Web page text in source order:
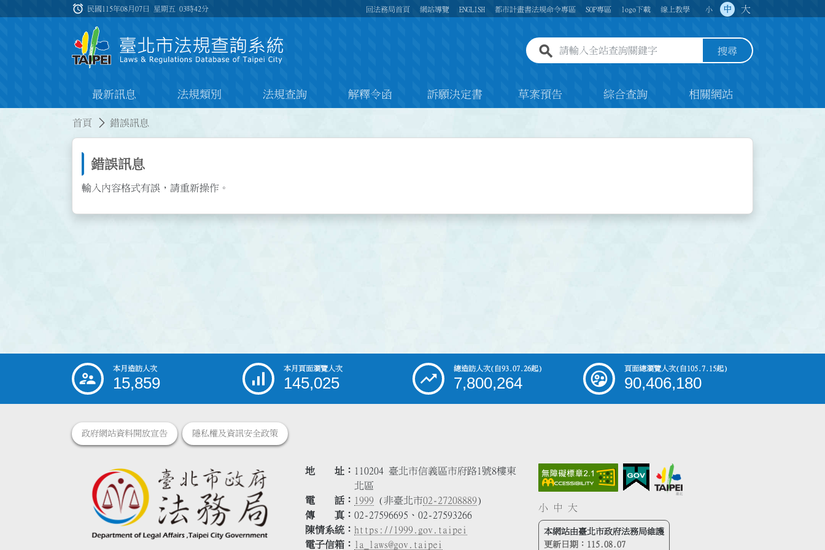
:::
alarm 民國115年08月07日 星期五03時42分 回法務局首頁 網站導覽 ENGLISH 都市計畫書法規命令專區 SOP專區 logo下載 線上教學 小 中 大
全站查詢關鍵字欄位 搜尋
最新訊息 法規類別 法規查詢 解釋令函 訴願決定書 草案預告 綜合查詢 相關網站
首頁 錯誤訊息
錯誤訊息
輸入內容格式有誤，請重新操作。
::: 本月造訪人次
15,859
本月頁面瀏覽人次
145,025
總造訪人次(自93.07.26起)
7,800,264
頁面總瀏覽人次(自105.7.15起)
90,406,180
政府網站資料開放宣告 隱私權及資訊安全政策
地 址
110204 臺北市信義區市府路1號8樓東
北區
電 話
1999 (非臺北市02-27208889)
傳 真
02-27596695、02-27593266
陳情系統
https://1999.gov.taipei
電子信箱
la_laws@gov.taipei
小 中 大
本網站由臺北市政府法務局維護
更新日期： 115.08.07